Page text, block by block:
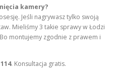
kamery?
Jeśli nagrywasz tylko swoją
Mieliśmy 3 takie sprawy w Łodzi
montujemy zgodnie z prawem i
. Konsultacja gratis.